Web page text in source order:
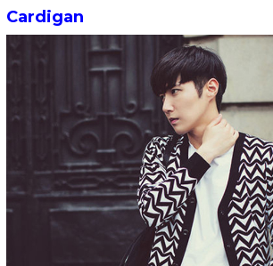
Cardigan